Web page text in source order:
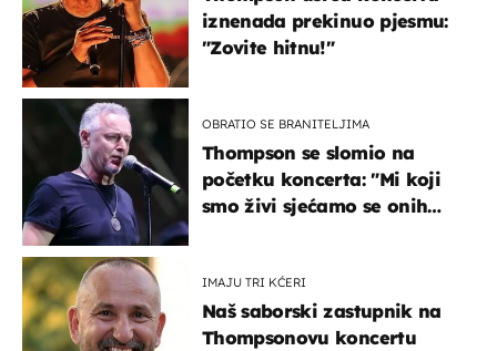
iznenada prekinuo pjesmu:
"Zovite hitnu!"
OBRATIO SE BRANITELJIMA
Thompson se slomio na
početku koncerta: "Mi koji
smo živi sjećamo se onih
IMAJU TRI KĆERI
Naš saborski zastupnik na
Thompsonovu koncertu